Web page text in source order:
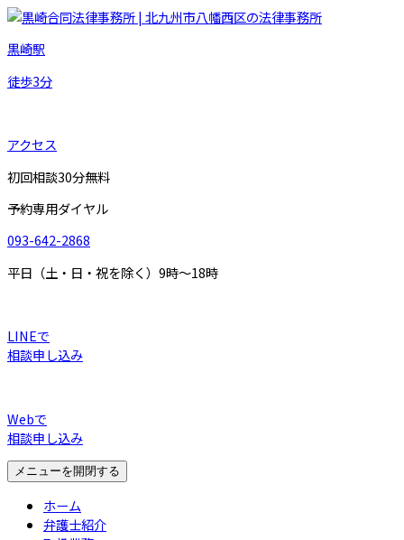
黒崎駅
徒歩3分
アクセス
初回相談30分無料
予約専用ダイヤル
093-642-2868
平日（土・日・祝を除く）9時～18時
LINEで
相談申し込み
Webで
相談申し込み
メニューを開閉する
ホーム
弁護士紹介